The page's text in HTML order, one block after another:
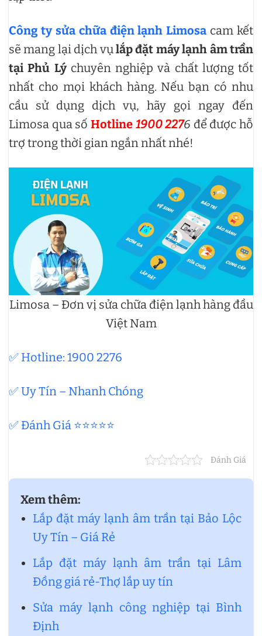
Công ty sửa chữa điện lạnh Limosa cam kết
sẽ mang lại dịch vụlắp đặt máy lạnh âm trần
tại Phủ Lý chuyên nghiệp và chất lượng tốt
nhất cho mọi khách hàng. Nếu bạn có nhu
cầu sử dụng dịch vụ, hãy gọi ngay đến
Limosa qua số Hotline 1900 2276 để được hỗ
trợ trong thời gian ngắn nhất nhé!
Limosa – Đơn vị sửa chữa điện lạnh hàng đầu
Việt Nam
✅ Hotline: 1900 2276
✅ Uy Tín – Nhanh Chóng
✅ Đánh Giá ⭐⭐⭐⭐⭐
Đánh Giá
Xem thêm:
Lắp đặt máy lạnh âm trần tại Bảo Lộc
Uy Tín – Giá Rẻ
Lắp đặt máy lạnh âm trần tại Lâm
Đồng giá rẻ-Thợ lắp uy tín
Sửa máy lạnh công nghiệp tại Bình
Định